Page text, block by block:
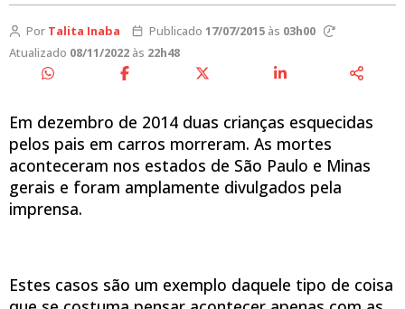
Por Talita Inaba Publicado 17/07/2015às 03h00
Atualizado 08/11/2022 às 22h48
Em dezembro de 2014 duas crianças esquecidas
pelos pais em carros morreram. As mortes
aconteceram nos estados de São Paulo e Minas
gerais e foram amplamente divulgados pela
imprensa.
Estes casos são um exemplo daquele tipo de coisa